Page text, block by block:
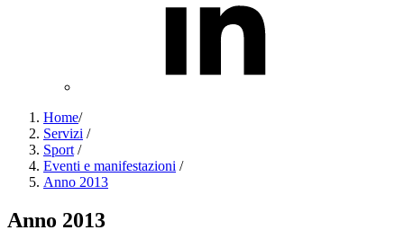
Home/
Servizi /
Sport /
Eventi e manifestazioni /
Anno 2013
Anno 2013